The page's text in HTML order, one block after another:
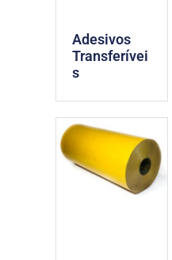
Adesivos
Transferívei
s